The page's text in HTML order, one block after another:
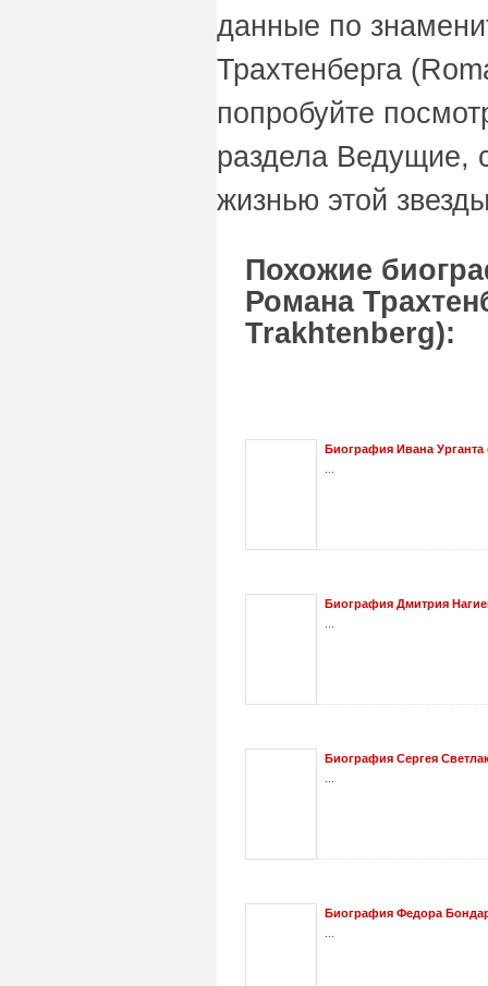
данные по
Трахтенберга
попробуйте
раздела Ведущие,
жизнью этой
Похожие
Романа
Trakhtenberg):
Биография Ивана Урганта
Биография Дмитрия
Биография Сергея
Биография Федора